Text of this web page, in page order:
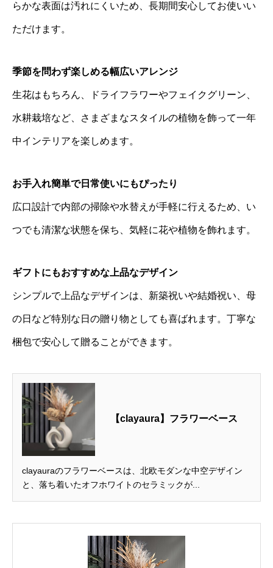
らかな表面は汚れにくいため、長期間安心してお使いい
ただけます。
季節を問わず楽しめる幅広いアレンジ
生花はもちろん、ドライフラワーやフェイクグリーン、
水耕栽培など、さまざまなスタイルの植物を飾って一年
中インテリアを楽しめます。
お手入れ簡単で日常使いにもぴったり
広口設計で内部の掃除や水替えが手軽に行えるため、い
つでも清潔な状態を保ち、気軽に花や植物を飾れます。
ギフトにもおすすめな上品なデザイン
シンプルで上品なデザインは、新築祝いや結婚祝い、母
の日など特別な日の贈り物としても喜ばれます。丁寧な
梱包で安心して贈ることができます。
【clayaura】フラワーベース
clayauraのフラワーベースは、北欧モダンな中空デザイン
と、落ち着いたオフホワイトのセラミックが...